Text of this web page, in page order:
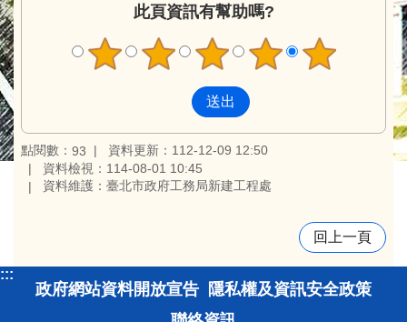
此頁資訊有幫助嗎?
點閱數： 93
資料更新：112-12-09 12:50
資料檢視：114-08-01 10:45
資料維護：臺北市政府工務局新建工程處
回上一頁
:::
政府網站資料開放宣告 隱私權及資訊安全政策